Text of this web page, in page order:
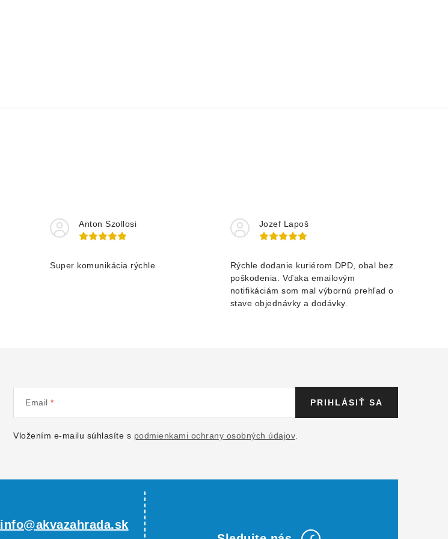
Anton Szollosi
Super komunikácia rýchle
Jozef Lapoš
Rýchle dodanie kuriérom DPD, obal bez
poškodenia. Vďaka emailovým
notifikáciám som mal výbornú prehľad o
stave objednávky a dodávky.
Email
Vložením e-mailu súhlasíte s podmienkami ochrany osobných údajov
PRIHLÁSIŤ SA
info@akvazahrada.sk